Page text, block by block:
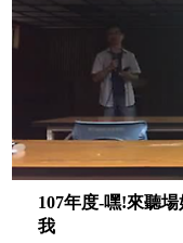
107年度-嘿!來聽
我